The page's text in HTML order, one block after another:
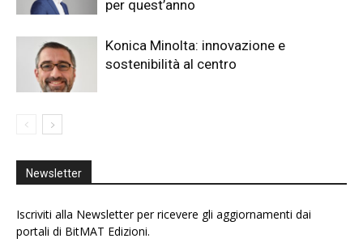
per quest’anno
Konica Minolta: innovazione e
sostenibilità al centro
Newsletter
Iscriviti alla Newsletter per ricevere gli aggiornamenti dai
portali di BitMAT Edizioni.